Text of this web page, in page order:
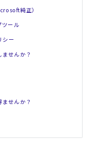
純正）
ール
ー
せんか？
せんか？